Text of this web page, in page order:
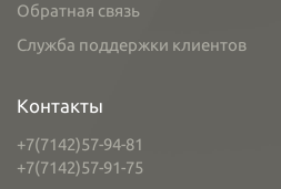
Обратная связь
Служба поддержки клиентов
Контакты
+7(7142)57-94-81
+7(7142)57-91-75